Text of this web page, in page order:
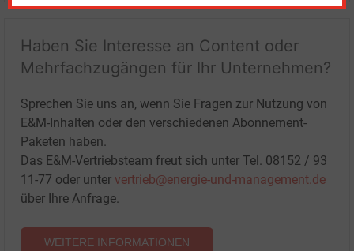
Haben Sie Interesse an Content oder
Mehrfachzugängen für Ihr Unternehmen?
Sprechen Sie uns an, wenn Sie Fragen zur Nutzung von
E&M-Inhalten oder den verschiedenen Abonnement-
Paketen haben.
Das E&M-Vertriebsteam freut sich unter Tel. 08152 / 93
11-77 oder unter vertrieb@energie-und-management.de
über Ihre Anfrage.
WEITERE INFORMATIONEN